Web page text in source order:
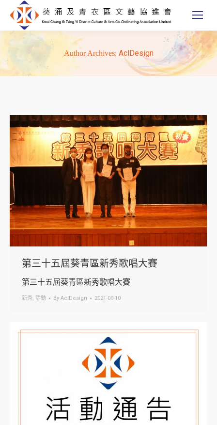
Author Archives: AclDesign
第三十五屆葵青區新秀歌唱大賽
第三十五屆葵青區新秀歌唱大賽
新秀, 活動 By AclDesign 2021-09-10